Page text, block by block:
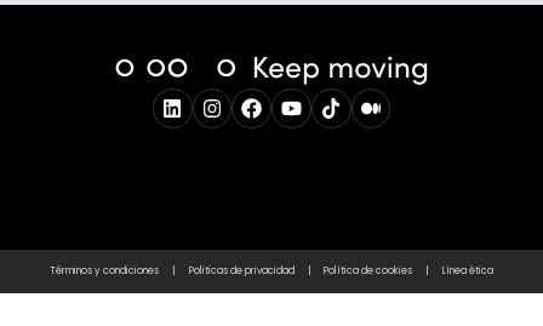
Términos y condiciones Politicas de privacidad Política de cookies Línea ética